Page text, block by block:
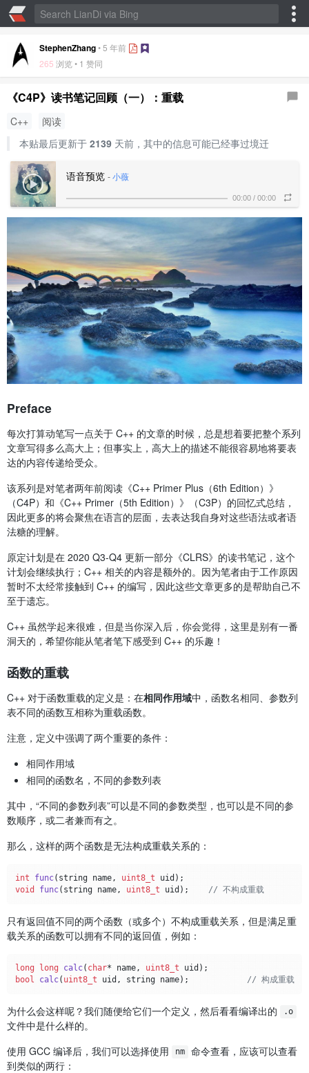
StephenZhang•5 年前
265 浏览 • 1 赞同
《C4P》读书笔记回顾（一）：重载
C++
阅读
本贴最后更新于 2139天前，其中的信息可能已经事过境迁
语音预览 - 小薇
00:00 / 00:00
Preface
每次打算动笔写一点关于 C++ 的文章的时候，总是想着要把整个系列
文章写得多么高大上；但事实上，高大上的描述不能很容易地将要表
达的内容传递给受众。
该系列是对笔者两年前阅读《C++ Primer Plus（6th Edition）》
（C4P）和《C++ Primer（5th Edition）》（C3P）的回忆式总结，
因此更多的将会聚焦在语言的层面，去表达我自身对这些语法或者语
法糖的理解。
原定计划是在 2020 Q3-Q4 更新一部分《CLRS》的读书笔记，这个
计划会继续执行；C++ 相关的内容是额外的。因为笔者由于工作原因
暂时不太经常接触到 C++ 的编写，因此这些文章更多的是帮助自己不
至于遗忘。
C++ 虽然学起来很难，但是当你深入后，你会觉得，这里是别有一番
洞天的，希望你能从笔者笔下感受到 C++ 的乐趣！
函数的重载
C++ 对于函数重载的定义是：在相同作用域中，函数名相同、参数列
表不同的函数互相称为重载函数。
注意，定义中强调了两个重要的条件：
相同作用域
相同的函数名，不同的参数列表
其中，“不同的参数列表”可以是不同的参数类型，也可以是不同的参
数顺序，或二者兼而有之。
那么，这样的两个函数是无法构成重载关系的：
int func(string name, uint8_t uid)
void
func(string name, uint8_t uid) // 不构成重载
只有返回值不同的两个函数（或多个）不构成重载关系，但是满足重
载关系的函数可以拥有不同的返回值，例如：
long long calc( char* name, uint8_t uid)
bool
calc( uint8_t uid, string name) // 构成重载
为什么会这样呢？我们随便给它们一个定义，然后看看编译出的 .o
文件中是什么样的。
使用 GCC 编译后，我们可以选择使用
nm
命令查看，应该可以查看
到类似的两行：